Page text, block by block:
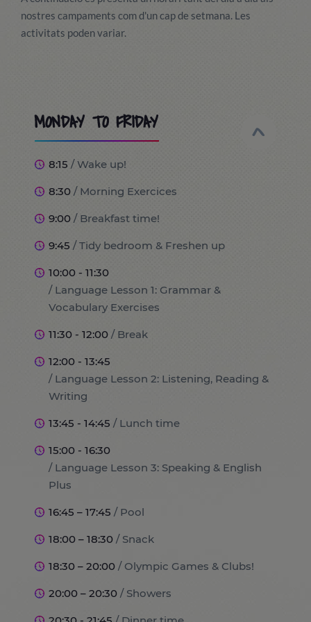
nostres campaments com d'un cap de setmana. Les
activitats poden variar.
MONDAY TO FRIDAY
8:15 / Wake up!
8:30 / Morning Exercices
9:00 / Breakfast time!
9:45 / Tidy bedroom & Freshen up
10:00 - 11:30
/ Language Lesson 1: Grammar &
Vocabulary Exercises
11:30 - 12:00 / Break
12:00 - 13:45
/ Language Lesson 2: Listening, Reading &
Writing
13:45 - 14:45 / Lunch time
15:00 - 16:30
/ Language Lesson 3: Speaking & English
Plus
16:45 – 17:45 / Pool
18:00 – 18:30 / Snack
18:30 – 20:00 / Olympic Games & Clubs!
20:00 – 20:30 / Showers